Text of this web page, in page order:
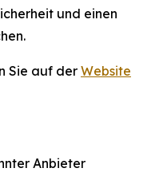
und einen
Sie auf der Website
Anbieter